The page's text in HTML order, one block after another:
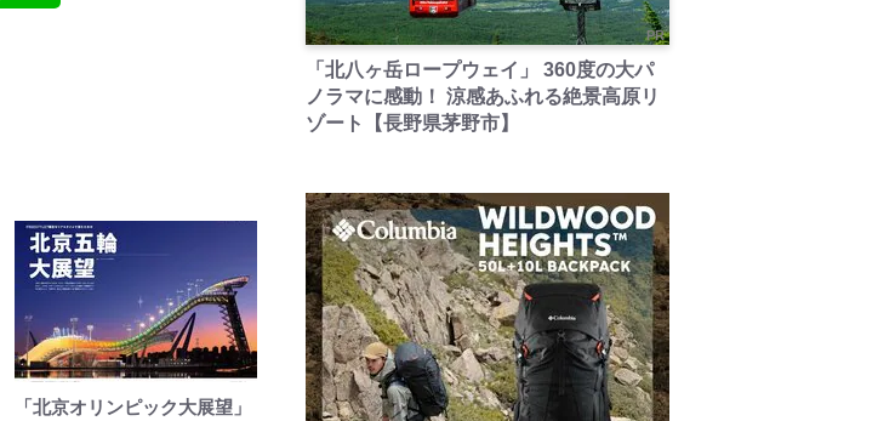
「北京オリンピック大展望」
PR
「北八ヶ岳ロープウェイ」 360度の大パ
ノラマに感動！ 涼感あふれる絶景高原リ
ゾート【長野県茅野市】